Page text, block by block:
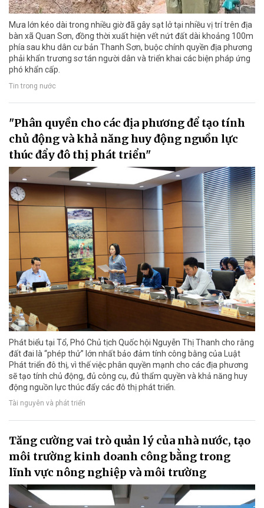
Mưa lớn kéo dài trong nhiều giờ đã gây sạt lở tại nhiều vị trí trên địa
bàn xã Quan Sơn, đồng thời xuất hiện vết nứt đất dài khoảng 100m
phía sau khu dân cư bản Thanh Sơn, buộc chính quyền địa phương
phải khẩn trương sơ tán người dân và triển khai các biện pháp ứng
phó khẩn cấp.
Tin trong nước
"Phân quyền cho các địa phương để tạo tính
chủ động và khả năng huy động nguồn lực
thúc đẩy đô thị phát triển"
Phát biểu tại Tổ, Phó Chủ tịch Quốc hội Nguyễn Thị Thanh cho rằng
đất đai là “phép thử” lớn nhất bảo đảm tính công bằng của Luật
Phát triển đô thị, vì thế việc phân quyền mạnh cho các địa phương
sẽ tạo tính chủ động, đủ công cụ, đủ thẩm quyền và khả năng huy
động nguồn lực thúc đẩy các đô thị phát triển.
Tài nguyên và phát triển
Tăng cường vai trò quản lý của nhà nước, tạo
môi trường kinh doanh công bằng trong
lĩnh vực nông nghiệp và môi trường